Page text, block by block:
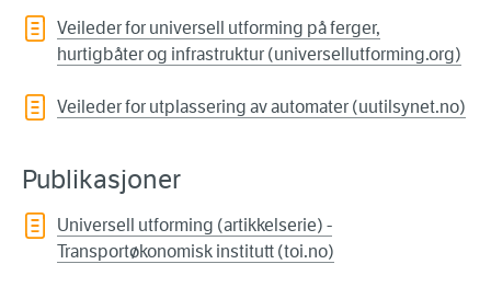
Veileder for universell utforming på ferger,
hurtigbåter og infrastruktur (universellutforming.org)
Veileder for utplassering av automater (uutilsynet.no)
Publikasjoner
Universell utforming (artikkelserie) -
Transportøkonomisk institutt (toi.no)